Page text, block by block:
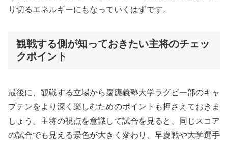
り切るエネルギーにもなっていくはずです。
観戦する側が知っておきたい主将のチェッ
クポイント
最後に、観戦する立場から慶應義塾大学ラグビー部のキャ
プテンをより深く楽しむためのポイントも押さえておきま
しょう。主将の視点を意識して試合を見ると、同じスコア
の試合でも見える景色が大きく変わり、早慶戦や大学選手